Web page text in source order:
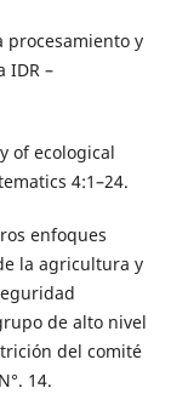
procesamiento y
IDR –
of ecological
4:1–24.
enfoques
la agricultura y
de alto nivel
del comité
14.